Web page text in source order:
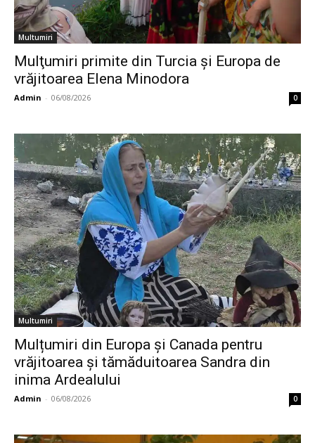
Multumiri
Mulţumiri primite din Turcia și Europa de
vrăjitoarea Elena Minodora
Admin - 06/08/2026 0
Multumiri
Mulțumiri din Europa și Canada pentru
vrăjitoarea și tămăduitoarea Sandra din
inima Ardealului
Admin - 06/08/2026 0